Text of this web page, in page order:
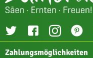
Zahlungsmöglichkeiten